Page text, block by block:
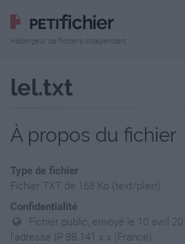
Hébergeur de fichiers indépendant
lel.txt
À propos du fichier
Type de fichier
Fichier TXT de 168 Ko (text/plain)
Confidentialité
Fichier public, envoyé le 10 avril
l'adresse IP 88.141.x.x (France)